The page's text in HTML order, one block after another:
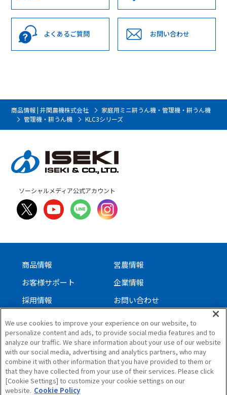
よくあるご質問 お問い合わせ
商品情報 | 井関農機株式会社
家庭用ミニ耕うん機・管理機・耕うん機
管理機・耕うん機
KLC3シリーズ
ソーシャルメディア公式アカウント
商品情報
営農情報
お客様サポート
企業情報
採用情報
お問い合わせ
サイトについて
個人情報保護方針
ソーシャルメディアガイドライン
サイトマップ
We use cookies to improve your experience on our website, to
personalize content and ads, to provide social media features and to
analyze our traffic. We share information about your use of our website
with our social media, advertising and analytics partners, who may
combine it with other information that you have provided to them or
that they have collected from your use of their services. Please click
[Cookie Settings] to customize your cookie settings on our
website. Cookie Policy